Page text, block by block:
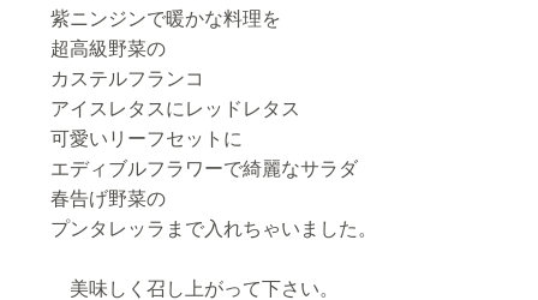
紫ニンジンで暖かな料理を
超高級野菜の
カステルフランコ
アイスレタスにレッドレタス
可愛いリーフセットに
エディブルフラワーで綺麗なサラダ
春告げ野菜の
プンタレッラまで入れちゃいました。
美味しく召し上がって下さい。